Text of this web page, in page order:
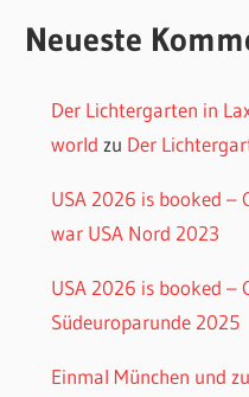
Neueste
Der Lichtergarten in
world zu Der
USA 2026 is booked –
war USA Nord 2023
USA 2026 is booked –
Südeuroparunde 2025
Einmal München und